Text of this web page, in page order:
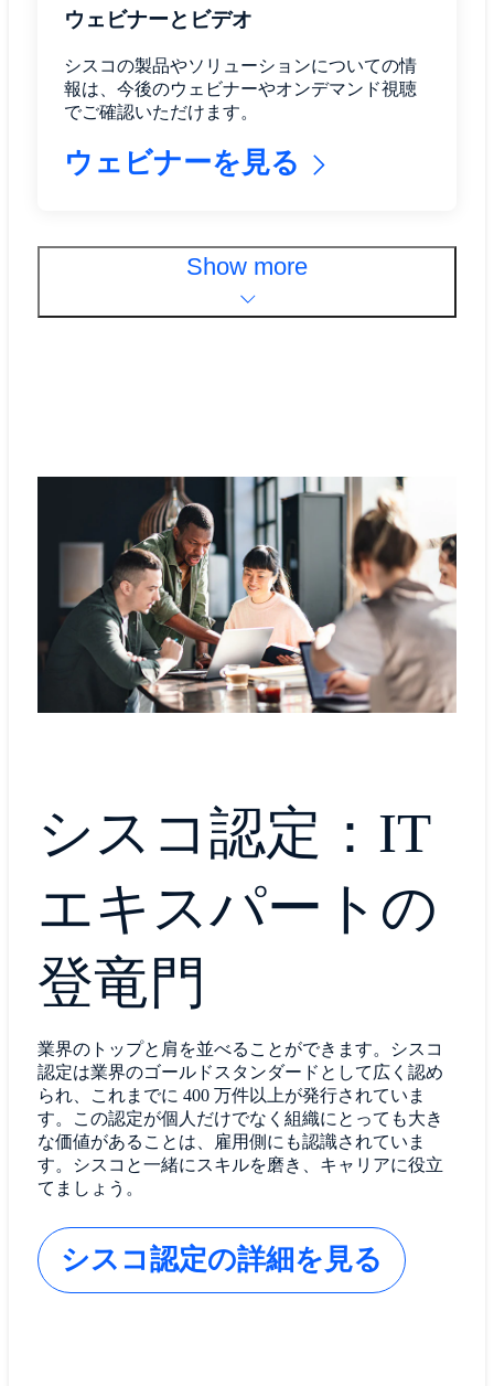
ウェビナーとビデオ
シスコの製品やソリューションについての情
報は、今後のウェビナーやオンデマンド視聴
でご確認いただけます。
ウェビナーを見る
Show more
シスコ認定：IT
エキスパートの
登竜門
業界のトップと肩を並べることができます。シスコ
認定は業界のゴールドスタンダードとして広く認め
られ、これまでに 400 万件以上が発行されていま
す。この認定が個人だけでなく組織にとっても大き
な価値があることは、雇用側にも認識されていま
す。シスコと一緒にスキルを磨き、キャリアに役立
てましょう。
シスコ認定の詳細を見る